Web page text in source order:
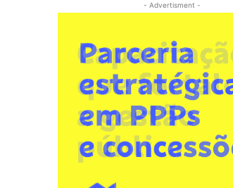
- Advertisment -